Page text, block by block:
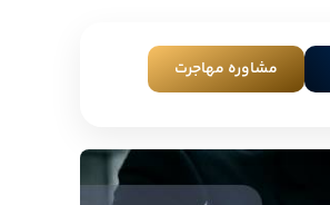
مشاوره مهاجرت